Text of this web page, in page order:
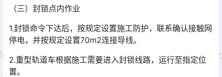
（三）封锁点内作业
1.封锁命令下达后，按规定设置施工防护，联系确认接触网
停电，并按规定设置70m2连接导线。
2.重型轨道车根据施工需要进入封锁线路，运行至指定位
置。